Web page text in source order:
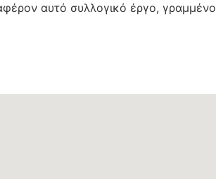
αυτό συλλογικό έργο, γραμμένο